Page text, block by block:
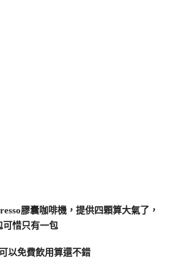
膠囊咖啡機，提供四顆算大氣了，
惜只有一包
以免費飲用算還不錯